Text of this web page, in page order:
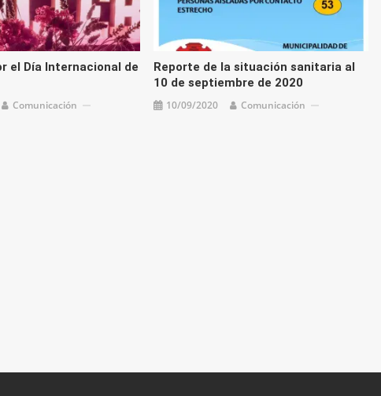
el Día Internacional de
Comunicación
Reporte de la situación sanitaria al
10 de septiembre de 2020
10/09/2020 Comunicación